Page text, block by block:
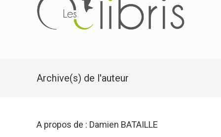
Archive(s) de l'auteur
A propos de : Damien BATAILLE